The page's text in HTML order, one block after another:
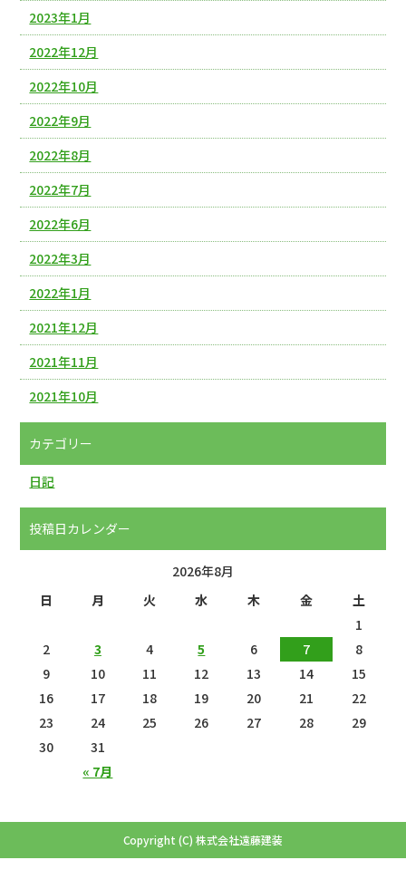
2023年1月
2022年12月
2022年10月
2022年9月
2022年8月
2022年7月
2022年6月
2022年3月
2022年1月
2021年12月
2021年11月
2021年10月
カテゴリー
日記
投稿日カレンダー
2026年8月
日
月 火 水 木 金 土
« 7月
1
2
3 4 5 6 7
8
9
10 11 12 13 14
15
16
17 18 19 20 21
22
23
24 25 26 27 28
29
30
31
Copyright (C) 株式会社遠藤建装